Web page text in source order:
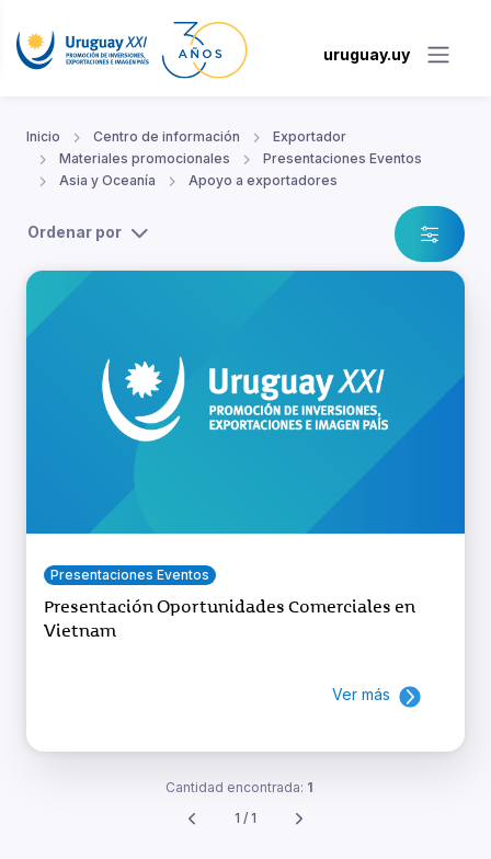
uruguay.uy
Inicio Centro de información
Exportador
Materiales promocionales
Presentaciones Eventos
Asia y Oceanía
Apoyo a exportadores
Ordenar por
Presentaciones Eventos
Presentación Oportunidades Comerciales en
Vietnam
Ver más
Cantidad encontrada: 1
1 / 1